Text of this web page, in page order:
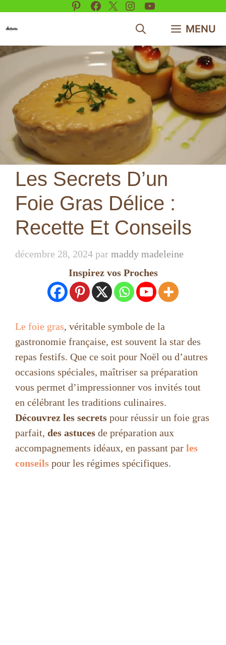
Pinterest
Facebook
X Instagram
YouTube
MENU
Les Secrets D’un
Foie Gras Délice :
Recette Et Conseils
décembre 28, 2024 par maddy madeleine
Inspirez vos Proches
Le foie gras, véritable symbole de la
gastronomie française, est souvent la star des
repas festifs. Que ce soit pour Noël ou d’autres
occasions spéciales, maîtriser sa préparation
vous permet d’impressionner vos invités tout
en célébrant les traditions culinaires.
Découvrez les secrets pour réussir un foie gras
parfait, des astuces de préparation aux
accompagnements idéaux, en passant par les
conseils pour les régimes spécifiques.